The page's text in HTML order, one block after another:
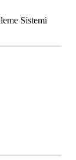
Sistemi